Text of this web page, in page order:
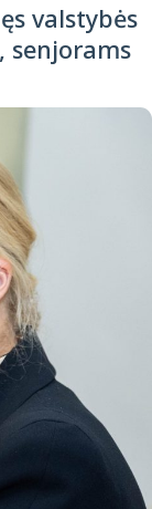
valstybės
senjorams